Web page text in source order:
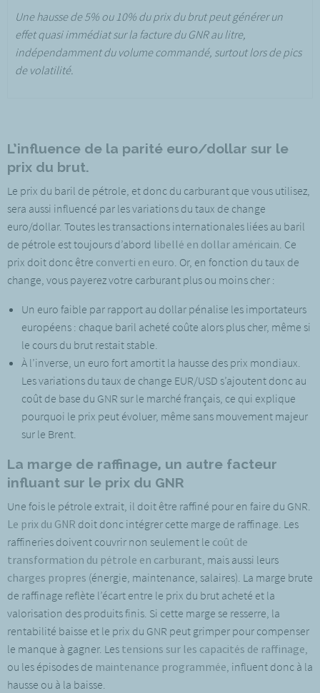
Une hausse de 5% ou 10% du prix du brut peut générer un
effet quasi immédiat sur la facture du GNR au litre,
indépendamment du volume commandé, surtout lors de pics
de volatilité.
L’influence de la parité euro/dollar sur le
prix du brut.
Le prix du baril de pétrole, et donc du carburant que vous utilisez,
sera aussi influencé par les variations du taux de change
euro/dollar. Toutes les transactions internationales liées au baril
de pétrole est toujours d’abord libellé en dollar américain. Ce
prix doit donc être converti en euro. Or, en fonction du taux de
change, vous payerez votre carburant plus ou moins cher :
Un euro faible par rapport au dollar pénalise les importateurs
européens : chaque baril acheté coûte alors plus cher, même si
le cours du brut restait stable.
À l’inverse, un euro fort amortit la hausse des prix mondiaux.
Les variations du taux de change EUR/USD s’ajoutent donc au
coût de base du GNR sur le marché français, ce qui explique
pourquoi le prix peut évoluer, même sans mouvement majeur
sur le Brent.
La marge de raffinage, un autre facteur
influant sur le prix du GNR
Une fois le pétrole extrait, il doit être raffiné pour en faire du GNR.
Le prix du GNR doit donc intégrer cette marge de raffinage. Les
raffineries doivent couvrir non seulement le coût de
transformation du pétrole en carburant, mais aussi leurs
charges propres (énergie, maintenance, salaires). La marge brute
de raffinage reflète l’écart entre le prix du brut acheté et la
valorisation des produits finis. Si cette marge se resserre, la
rentabilité baisse et le prix du GNR peut grimper pour compenser
le manque à gagner. Les tensions sur les capacités de raffinage,
ou les épisodes de maintenance programmée, influent donc à la
hausse ou à la baisse.